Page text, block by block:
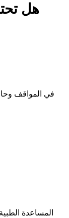
هل
المواقف وحالات
الطبية من